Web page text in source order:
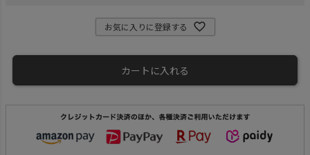
お気に入りに登録する
カートに入れる